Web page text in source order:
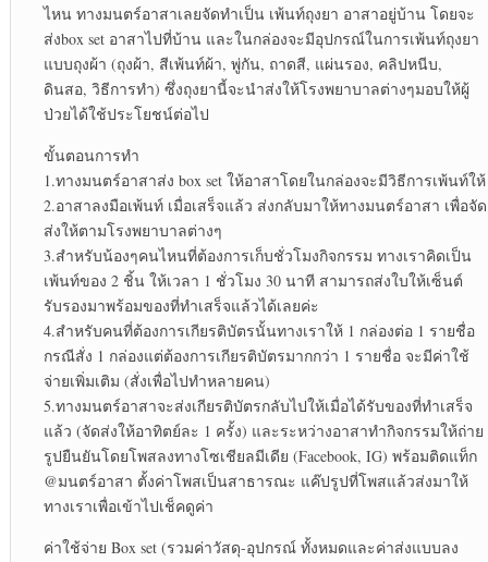
ไหน ทางมนตร์อาสาเลยจัดทำเป็น เพ้นท์ถุงยา อาสาอยู่บ้าน โดยจะ
ส่งbox set อาสาไปที่บ้าน และในกล่องจะมีอุปกรณ์ในการเพ้นท์ถุงยา
แบบถุงผ้า (ถุงผ้า, สีเพ้นท์ผ้า, พู่กัน, ถาดสี, แผ่นรอง, คลิปหนีบ,
ดินสอ, วิธีการทำ) ซึ่งถุงยานี้จะนำส่งให้โรงพยาบาลต่างๆมอบให้ผู้
ป่วยได้ใช้ประโยชน์ต่อไป
ขั้นตอนการทำ
1.ทางมนตร์อาสาส่ง box set ให้อาสาโดยในกล่องจะมีวิธีการเพ้นท์ให้
2.อาสาลงมือเพ้นท์ เมื่อเสร็จแล้ว ส่งกลับมาให้ทางมนตร์อาสา เพื่อจัด
ส่งให้ตามโรงพยาบาลต่างๆ
3.สำหรับน้องๆคนไหนที่ต้องการเก็บชั่วโมงกิจกรรม ทางเราคิดเป็น
เพ้นท์ของ 2 ชิ้น ให้เวลา 1 ชั่วโมง 30 นาที สามารถส่งใบให้เซ็นต์
รับรองมาพร้อมของที่ทำเสร็จแล้วได้เลยค่ะ
4.สำหรับคนที่ต้องการเกียรติบัตรนั้นทางเราให้ 1 กล่องต่อ 1 รายชื่อ
กรณีสั่ง 1 กล่องแต่ต้องการเกียรติบัตรมากกว่า 1 รายชื่อ จะมีค่าใช้
จ่ายเพิ่มเติม (สั่งเพื่อไปทำหลายคน)
5.ทางมนตร์อาสาจะส่งเกียรติบัตรกลับไปให้เมื่อได้รับของที่ทำเสร็จ
แล้ว (จัดส่งให้อาทิตย์ละ 1 ครั้ง) และระหว่างอาสาทำกิจกรรมให้ถ่าย
รูปยืนยันโดยโพสลงทางโซเชียลมีเดีย (Facebook, IG) พร้อมติดแท็ก
@มนตร์อาสา ตั้งค่าโพสเป็นสาธารณะ แค๊ปรูปที่โพสแล้วส่งมาให้
ทางเราเพื่อเข้าไปเช็คดูค่า
ค่าใช้จ่าย Box set (รวมค่าวัสดุ-อุปกรณ์ ทั้งหมดและค่าส่งแบบลง